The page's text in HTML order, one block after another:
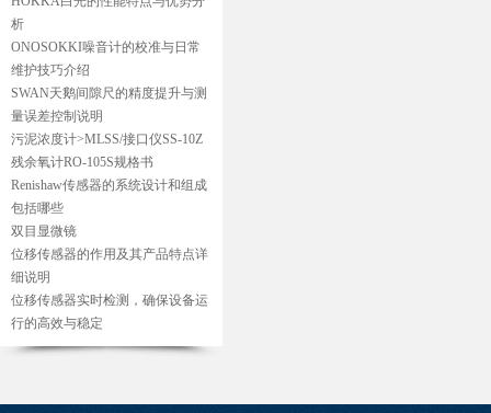
析
ONOSOKKI噪音计的校准与日常
维护技巧介绍
SWAN天鹅间隙尺的精度提升与测
量误差控制说明
污泥浓度计>MLSS/接口仪SS-10Z
残余氧计RO-105S规格书
Renishaw传感器的系统设计和组成
包括哪些
双目显微镜
位移传感器的作用及其产品特点详
细说明
位移传感器实时检测，确保设备运
行的高效与稳定